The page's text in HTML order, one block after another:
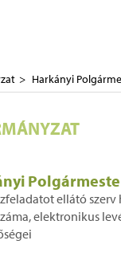
Harkányi
ellátó
elektronikus